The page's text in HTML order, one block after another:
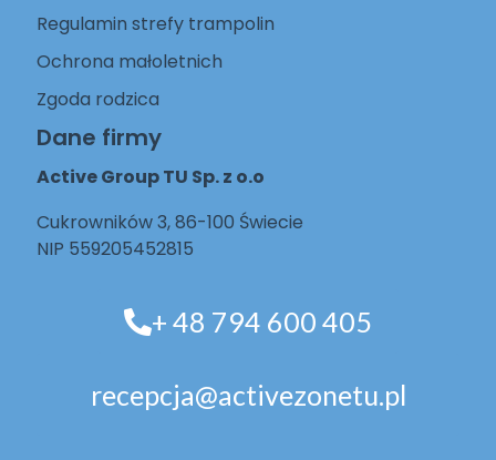
Regulamin strefy trampolin
Ochrona małoletnich
Zgoda rodzica
Dane firmy
Active Group TU Sp. z o.o
Cukrowników 3, 86-100 Świecie
NIP 559205452815
+ 48 794 600 405
recepcja@activezonetu.pl